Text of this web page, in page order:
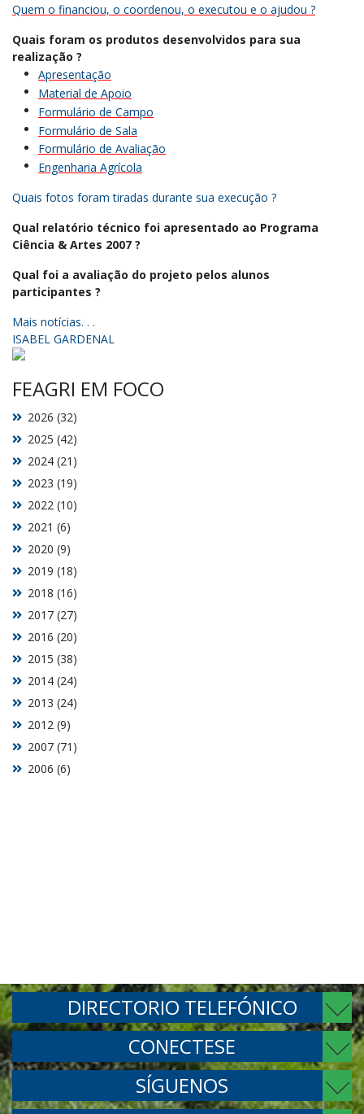
Quem o financiou, o coordenou, o executou e o ajudou ?
Quais foram os produtos desenvolvidos para sua
realização ?
Apresentação
Material de Apoio
Formulário de Campo
Formulário de Sala
Formulário de Avaliação
Engenharia Agrícola
Quais fotos foram tiradas durante sua execução ?
Qual relatório técnico foi apresentado ao Programa
Ciência & Artes 2007 ?
Qual foi a avaliação do projeto pelos alunos
participantes ?
Mais notícias. . .
ISABEL GARDENAL
FEAGRI EM FOCO
2006 (6)
2007 (71)
2012 (9)
2013 (24)
2014 (24)
2015 (38)
2016 (20)
2017 (27)
2018 (16)
2019 (18)
2020 (9)
2021 (6)
2022 (10)
2023 (19)
2024 (21)
2025 (42)
2026 (32)
DIRECTORIO TELEFÓNICO
CONECTESE
SÍGUENOS